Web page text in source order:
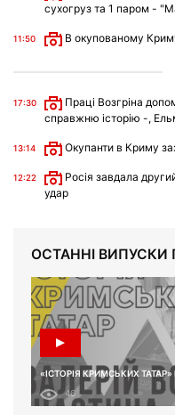
сухогруз та 1 паром -
11:50 В окупованому
17:30
Праці Возгріна
справжню історію -,
13:14 Окупанти в Криму
12:22
Росія завдала
удар
ОСТАННІ ВИПУСКИ
«ІСТОРІЯ КРИМСЬКИХ ТАТАР»
46